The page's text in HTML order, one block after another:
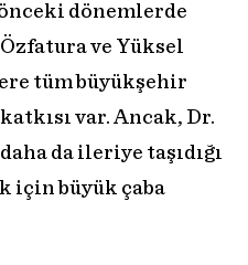
dönemlerde
ve Yüksel
tüm büyükşehir
var. Ancak, Dr.
da ileriye taşıdığı
için büyük çaba